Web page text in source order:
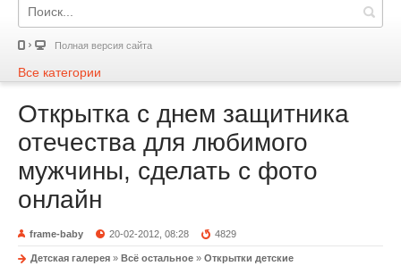
Полная версия сайта
Все категории
Открытка с днем защитника
отечества для любимого
мужчины, сделать с фото
онлайн
frame-baby 20-02-2012, 08:28 4829
Детская галерея » Всё остальное » Открытки детские